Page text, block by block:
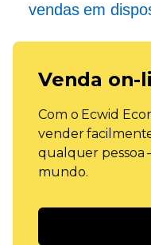
vendas em
Venda on-
Com o Ecwid
vender
qualquer pessoa
mundo.